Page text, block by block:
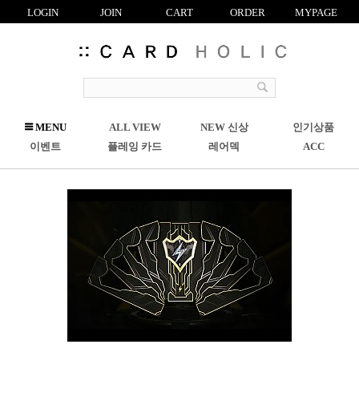
LOGIN JOIN CART ORDER MYPAGE
R
CMENU ALL VIEW NEW 신상
인기상품
이벤트
플레잉 카드 레어덱 ACC